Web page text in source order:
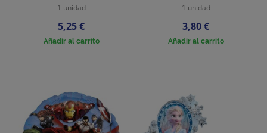
1 unidad
Precio
5,25 €
Añadir al carrito
1 unidad
Precio
3,80 €
Añadir al carrito